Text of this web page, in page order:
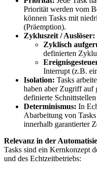
Priorität werden vom
können Tasks mit
(Präemption).
Zykluszeit / Auslöser:
Zyklisch
definierten
Interrupt (z.B.
Isolation: Tasks
haben aber Zugriff auf
definierte
Determinismus: In
Abarbeitung von
innerhalb garantierter
Relevanz in der
Tasks sind ein Kernkonzept
und des Echtzeitbetriebs: